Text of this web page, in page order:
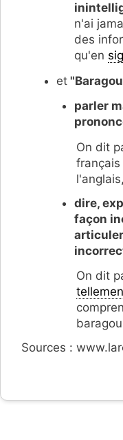
n'ai
des
qu'en
et
parler
On dit
dire,
façon
On dit
Sources :